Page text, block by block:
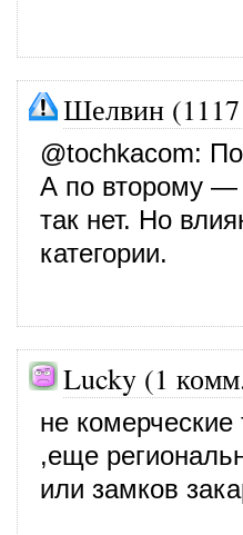
Шелвин
@tochkacom:
А по второму —
так нет. Но
категории.
Lucky (1
не комерческие
,еще
или замков